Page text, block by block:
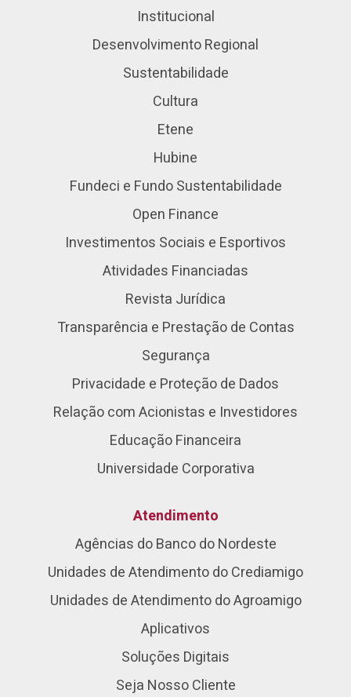
Institucional
Desenvolvimento Regional
Sustentabilidade
Cultura
Etene
Hubine
Fundeci e Fundo Sustentabilidade
Open Finance
Investimentos Sociais e Esportivos
Atividades Financiadas
Revista Jurídica
Transparência e Prestação de Contas
Segurança
Privacidade e Proteção de Dados
Relação com Acionistas e Investidores
Educação Financeira
Universidade Corporativa
Atendimento
Agências do Banco do Nordeste
Unidades de Atendimento do Crediamigo
Unidades de Atendimento do Agroamigo
Aplicativos
Soluções Digitais
Seja Nosso Cliente